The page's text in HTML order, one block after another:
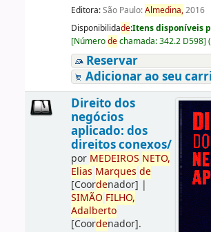
Editora:São Paulo:Almedina,2016
Disponibilidade:Itens disponíveis
[Númerodechamada:342.2 D598]
Reservar
Adicionar ao seu
Direito dos
negócios
aplicado: dos
direitos conexos/
por MEDEIROS NETO,
Elias Marques de
[Coordenador] |
SIMÃO FILHO,
Adalberto
[Coordenador].